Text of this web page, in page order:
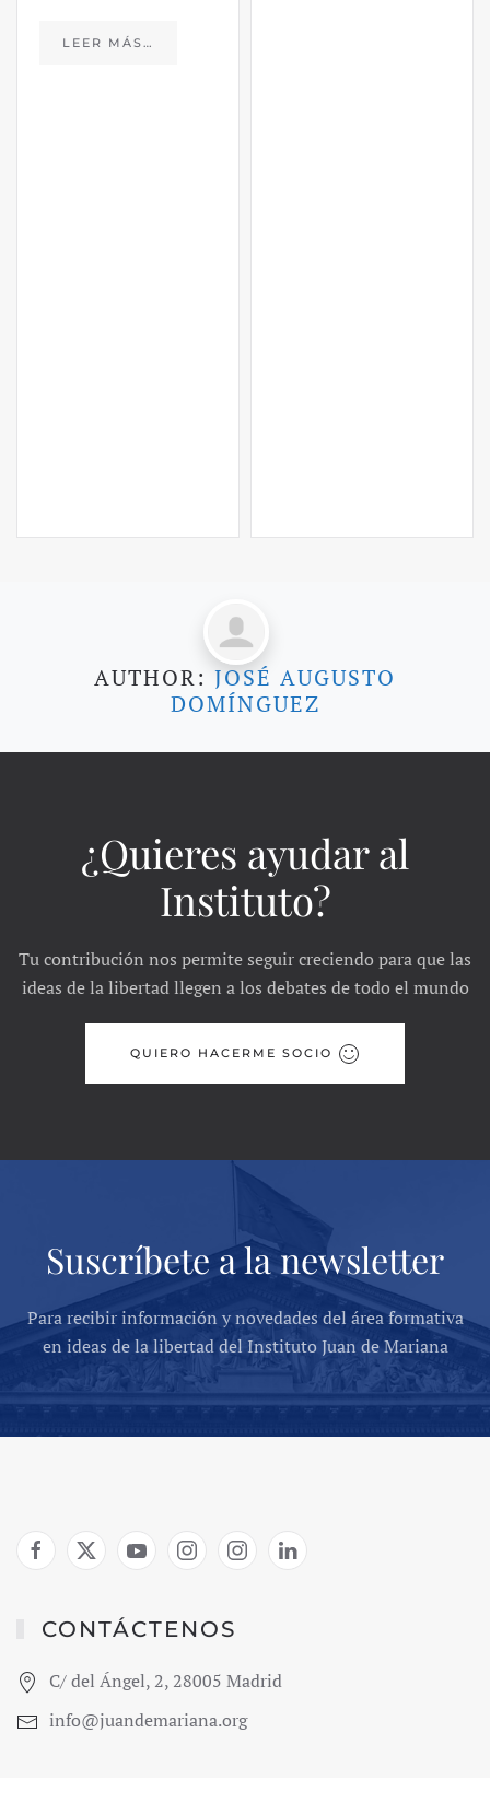
LEER MÁS…
AUTHOR: JOSÉ AUGUSTO
DOMÍNGUEZ
¿Quieres ayudar al
Instituto?
Tu contribución nos permite seguir creciendo para que las
ideas de la libertad llegen a los debates de todo el mundo
QUIERO HACERME SOCIO
Suscríbete a la newsletter
Para recibir información y novedades del área formativa
en ideas de la libertad del Instituto Juan de Mariana
CONTÁCTENOS
C/ del Ángel, 2, 28005 Madrid
info@juandemariana.org